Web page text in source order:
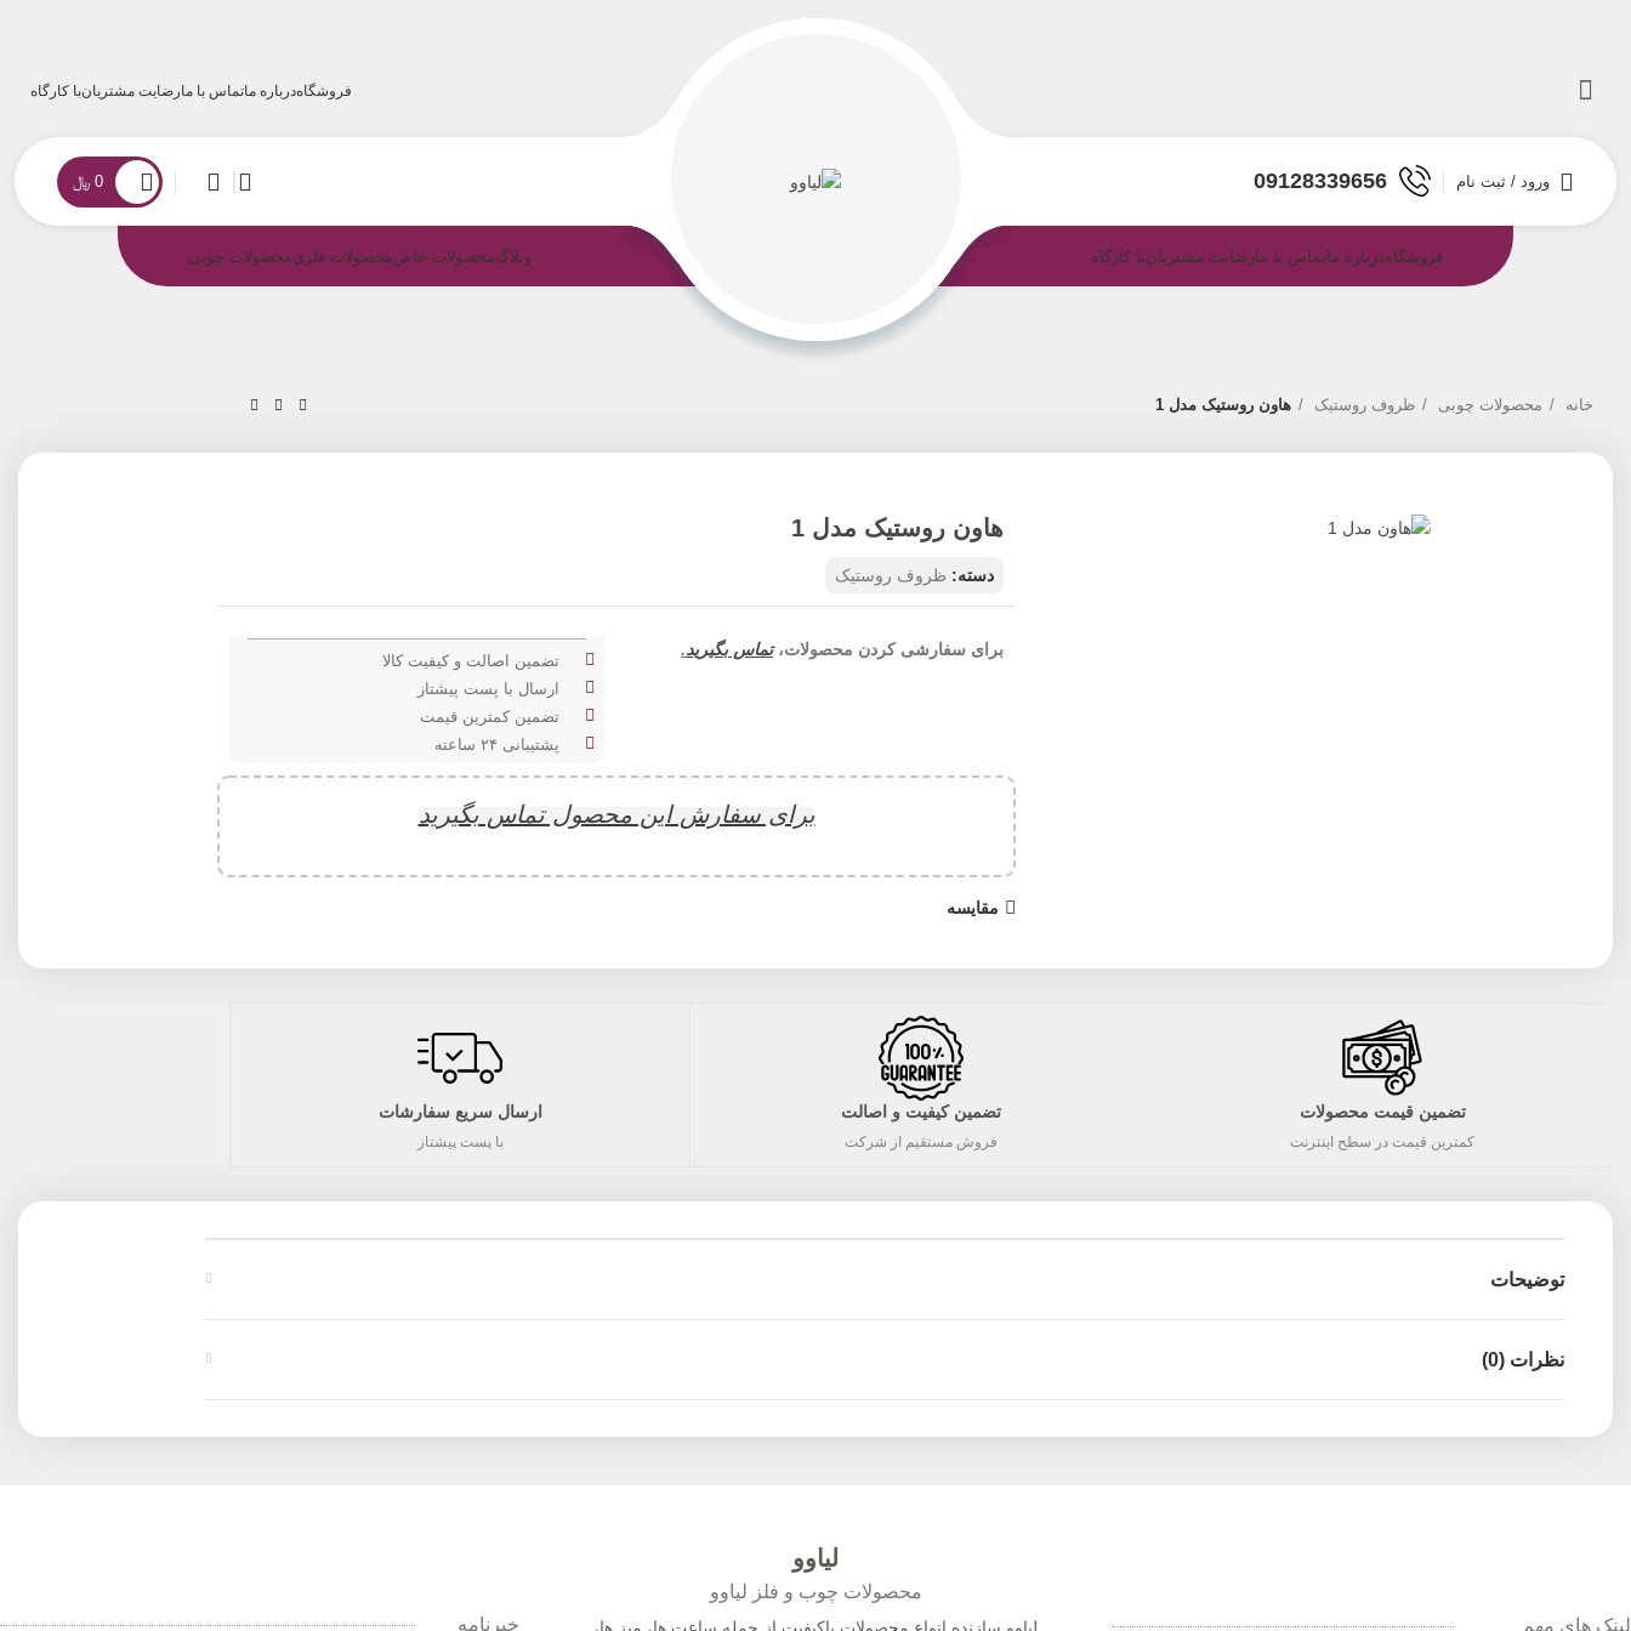
فروشگاهدرباره ماتماس با مارضایت مشتریانبا کارگاه
ورود / ثبت نام 09128339656
0 ﷼
فروشگاهدرباره ماتماس با مارضایت مشتریانبا کارگاه وبلاگمحصولات خاصمحصولات فلزیمحصولات چوبی
خانه محصولات چوبی ظروف روستیک هاون روستیک مدل 1
هاون روستیک مدل 1
دسته: ظروف روستیک
برای سفارشی کردن محصولات،تماس بگیرید.
تضمین اصالت و کیفیت کالا
ارسال با پست پیشتاز
تضمین کمترین قیمت
پشتیبانی ۲۴ ساعته
برای سفارش این محصول تماس بگیرید
مقایسه
تضمین قیمت محصولات
کمترین قیمت در سطح اینترنت
تضمین کیفیت و اصالت
فروش مستقیم از شرکت
ارسال سریع سفارشات
با پست پیشتاز
توضیحات
نظرات (0)
لینک های مهم
لیاوو
محصولات چوب و فلز لیاوو
لیاوو سازنده انواع محصولات باکیفیت از جمله ساعت ها، میز ها، خبرنامه